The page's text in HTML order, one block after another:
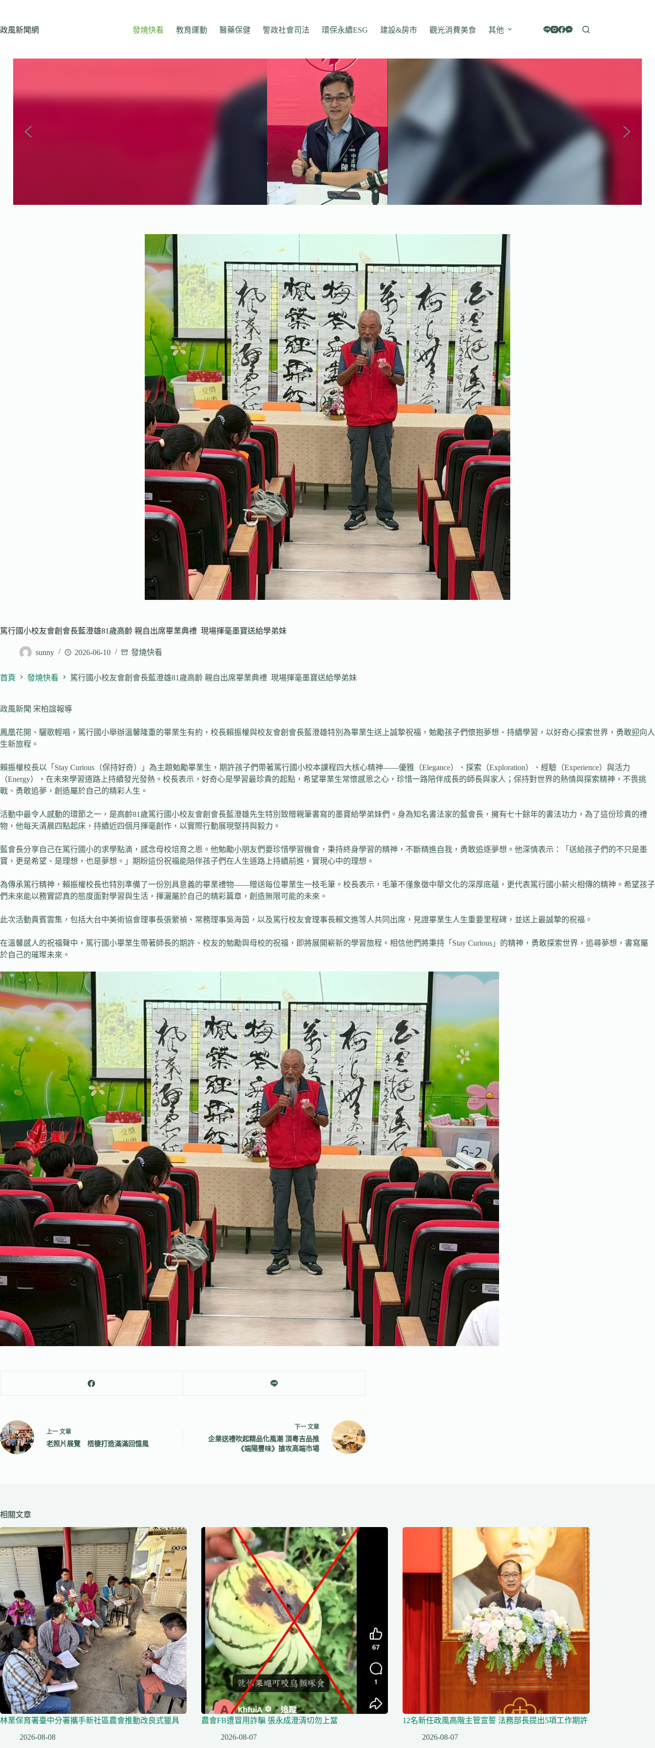
主
政風新聞網 發燒快看 教育運動 醫藥保健 警政社會司法 環保永續ESG 建設&房市 觀光消費美食 其他
篤行國小校友會創會長藍澄雄81歲高齡 親自出席畢業典禮 現場揮毫墨寶送給學弟妹
sunny 2026-06-10 發燒快看
首頁 發燒快看 篤行國小校友會創會長藍澄雄81歲高齡 親自出席畢業典禮 現場揮毫墨寶送給學弟妹
政風新聞 宋柏誼報導
鳳凰花開、驪歌輕唱，篤行國小舉辦溫馨隆重的畢業生有約，校長賴振權與校友會創會長藍澄雄特別為畢業生送上誠摯祝福，勉勵孩子們懷抱夢想、持續學習，以好奇心探索世界，勇敢迎向人
生新旅程。
賴振權校長以「Stay Curious（保持好奇）」為主題勉勵畢業生，期許孩子們帶著篤行國小校本課程四大核心精神——優雅（Elegance）、探索（Exploration）、經驗（Experience）與活力
（Energy），在未來學習道路上持續發光發熱。校長表示，好奇心是學習最珍貴的起點，希望畢業生常懷感恩之心，珍惜一路陪伴成長的師長與家人；保持對世界的熱情與探索精神，不畏挑
戰、勇敢追夢，創造屬於自己的精彩人生。
活動中最令人感動的環節之一，是高齡81歲篤行國小校友會創會長藍澄雄先生特別致贈親筆書寫的墨寶給學弟妹們。身為知名書法家的藍會長，擁有七十餘年的書法功力，為了這份珍貴的禮
物，他每天清晨四點起床，持續近四個月揮毫創作，以實際行動展現堅持與毅力。
藍會長分享自己在篤行國小的求學點滴，感念母校培育之恩。他勉勵小朋友們要珍惜學習機會，秉持終身學習的精神，不斷精進自我，勇敢追逐夢想。他深情表示：「送給孩子們的不只是墨
寶，更是希望、是理想，也是夢想。」期盼這份祝福能陪伴孩子們在人生道路上持續前進，實現心中的理想。
為傳承篤行精神，賴振權校長也特別準備了一份別具意義的畢業禮物——贈送每位畢業生一枝毛筆。校長表示，毛筆不僅象徵中華文化的深厚底蘊，更代表篤行國小薪火相傳的精神。希望孩子
們未來能以務實認真的態度面對學習與生活，揮灑屬於自己的精彩篇章，創造無限可能的未來。
此次活動貴賓雲集，包括大台中美術協會理事長張縈禎、常務理事吳海茵，以及篤行校友會理事長賴文進等人共同出席，見證畢業生人生重要里程碑，並送上最誠摯的祝福。
在溫馨感人的祝福聲中，篤行國小畢業生帶著師長的期許、校友的勉勵與母校的祝福，即將展開嶄新的學習旅程。相信他們將秉持「Stay Curious」的精神，勇敢探索世界，追尋夢想，書寫屬
於自己的璀璨未來。
上一 文章
老照片展覽 梧棲打造滿滿回憶風
下一 文章
企業送禮吹起精品化風潮 頂粵吉品推
《端陽豐味》搶攻高端市場
相關文章
林業保育署臺中分署攜手新社區農會推動改良式獵具
2026-08-08
農會FB遭冒用詐騙 張永成澄清切勿上當
2026-08-07
12名新任政風高階主管宣誓 法務部長提出5項工作期許
2026-08-07